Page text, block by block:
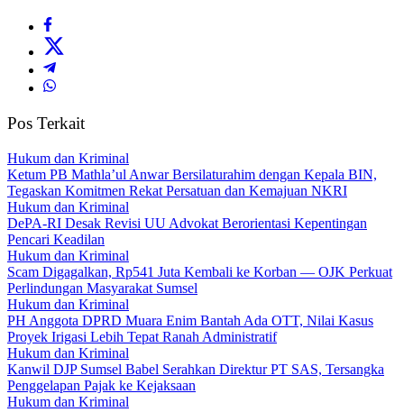
Pos Terkait
Hukum dan Kriminal
Ketum PB Mathla’ul Anwar Bersilaturahim dengan Kepala BIN,
Tegaskan Komitmen Rekat Persatuan dan Kemajuan NKRI
Hukum dan Kriminal
DePA-RI Desak Revisi UU Advokat Berorientasi Kepentingan
Pencari Keadilan
Hukum dan Kriminal
Scam Digagalkan, Rp541 Juta Kembali ke Korban — OJK Perkuat
Perlindungan Masyarakat Sumsel
Hukum dan Kriminal
PH Anggota DPRD Muara Enim Bantah Ada OTT, Nilai Kasus
Proyek Irigasi Lebih Tepat Ranah Administratif
Hukum dan Kriminal
Kanwil DJP Sumsel Babel Serahkan Direktur PT SAS, Tersangka
Penggelapan Pajak ke Kejaksaan
Hukum dan Kriminal